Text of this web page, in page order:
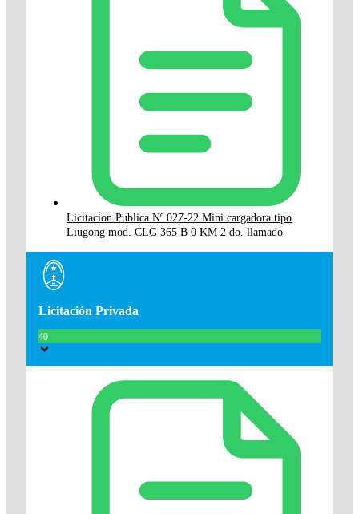
Licitacion Publica Nº 027-22 Mini cargadora tipo
Liugong mod. CLG 365 B 0 KM 2 do. llamado
Licitación Privada
40